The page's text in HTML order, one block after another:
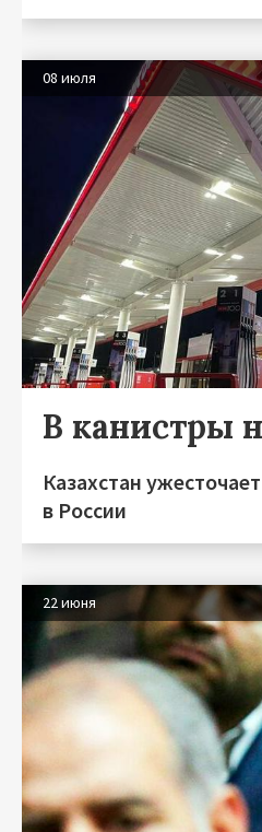
08 июля
В канистры
Казахстан
в России
22 июня